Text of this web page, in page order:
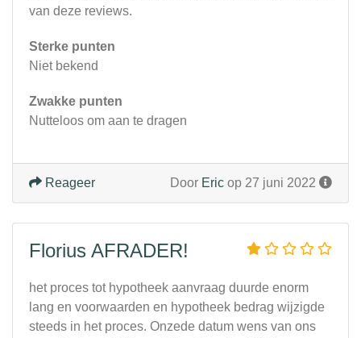
van deze reviews.
Sterke punten
Niet bekend
Zwakke punten
Nutteloos om aan te dragen
Door Eric op 27 juni 2022
Reageer
Florius AFRADER!
het proces tot hypotheek aanvraag duurde enorm
lang en voorwaarden en hypotheek bedrag wijzigde
steeds in het proces. Onzede datum wens van ons